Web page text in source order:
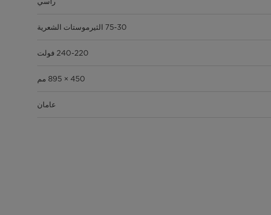
75-30 الثيرموستات الشعرية
240-220 فولت
450 × 895 مم
عامان